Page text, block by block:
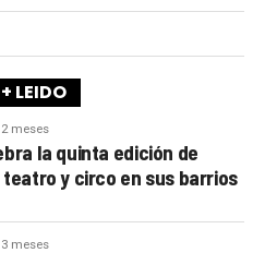
LEIDO
meses
la quinta edición de
y circo en sus barrios
meses